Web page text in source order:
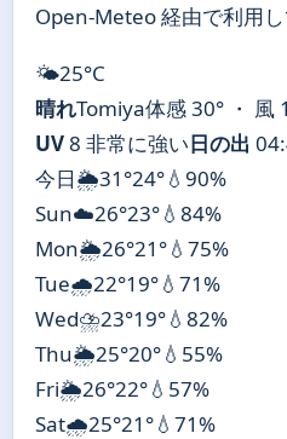
Open-Meteo 経由で利用し
🌤️25°C
晴れTomiya体感 30° ・ 風
UV8 非常に強い日の出
今日🌦️31°24°💧90%
Sun☁️26°23°💧84%
Mon🌦️26°21°💧75%
Tue🌧️22°19°💧71%
Wed⛈️23°19°💧82%
Thu🌦️25°20°💧55%
Fri🌦️26°22°💧57%
Sat🌧️25°21°💧71%